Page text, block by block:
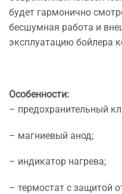
будет гармонично
бесшумная работа и
эксплуатацию бойлера
Особенности:
– предохранительный
– магниевый анод;
– индикатор нагрева;
– термостат с защитой